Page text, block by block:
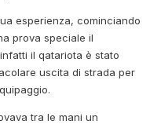
esperienza, cominciando
prova speciale il
il qatariota è stato
uscita di strada per
tra le mani un